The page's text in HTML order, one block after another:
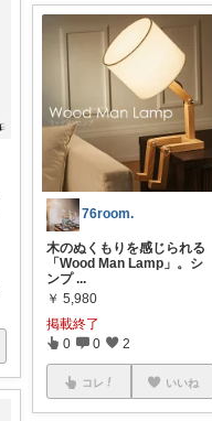
76room.
木のぬくもりを感じられる
「Wood Man Lamp」。シ
ンプ ...
￥ 5,980
掲載終了
0 0 2
コレ いいね